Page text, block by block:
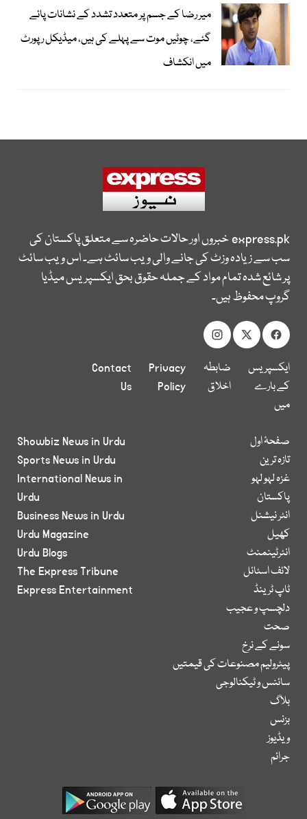
میر رضا کے جسم پر متعدد تشدد کے نشانات پائے
گئے، چوٹیں موت سے پہلے کی ہیں، میڈیکل رپورٹ
میں انکشاف
express.pkخبروں اور حالات حاضرہ سے متعلق پاکستان کی
سب سے زیادہ وزٹ کی جانے والی ویب سائٹ ہے۔ اس ویب سائٹ
پر شائع شدہ تمام مواد کے جملہ حقوق بحق ایکسپریس میڈیا
گروپ محفوظ ہیں۔
ایکسپریس
کے بارے
میں
ضابطہ
اخلاق
Privacy
Policy
Contact
Us
صفحۂ اول
تازہ ترین
غزہ لہو لہو
پاکستان
انٹر نیشنل
کھیل
انٹرٹینمنٹ
لائف اسٹائل
ٹاپ ٹرینڈ
دلچسپ و عجیب
صحت
سونے کے نرخ
پیٹرولیم مصنوعات کی قیمتیں
سائنس و ٹیکنالوجی
بلاگ
بزنس
ویڈیوز
جرائم
Showbiz News in Urdu
Sports News in Urdu
International News in
Urdu
Business News in Urdu
Urdu Magazine
Urdu Blogs
The Express Tribune
Express Entertainment